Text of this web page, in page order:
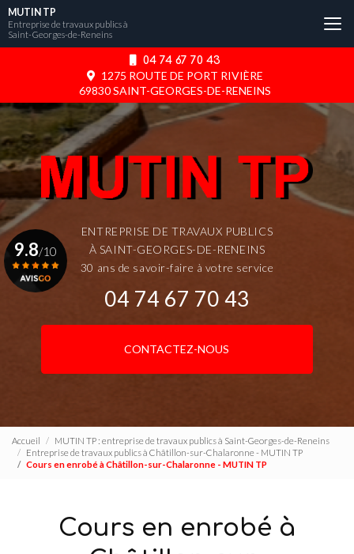
Aller
au
contenu
04 74 67 70 43
1275 ROUTE DE PORT RIVIÈRE
69830 SAINT-GEORGES-DE-RENEINS
MUTIN TP
Entreprise de travaux publics à
Saint-Georges-de-Reneins
ENTREPRISE DE TRAVAUX PUBLICS
À SAINT-GEORGES-DE-RENEINS
30 ans de savoir-faire à votre service
04 74 67 70 43
CONTACTEZ-NOUS
9.8/10
Accueil
MUTIN TP : entreprise de travaux publics à Saint-Georges-de-Reneins
Entreprise de travaux publics à Châtillon-sur-Chalaronne - MUTIN TP
Cours en enrobé à Châtillon-sur-Chalaronne - MUTIN TP
Cours en enrobé à